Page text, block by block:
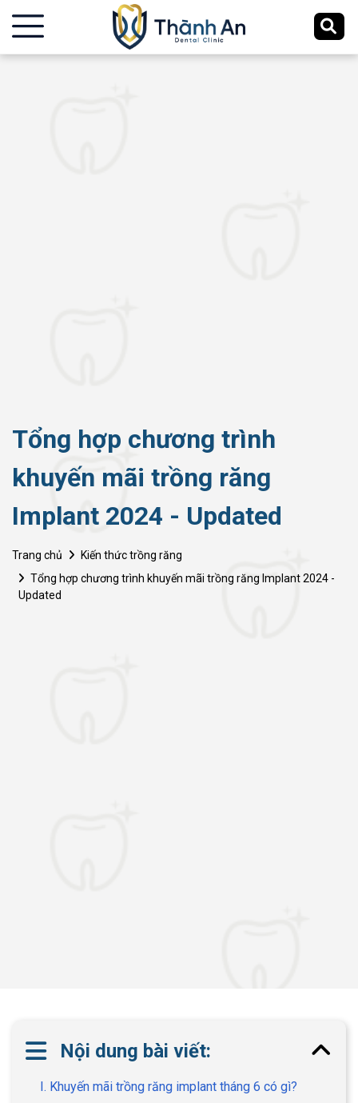
Tổng hợp chương trình
khuyến mãi trồng răng
Implant 2024 - Updated
Trang chủ
Kiến thức trồng răng
Tổng hợp chương trình khuyến mãi trồng răng Implant 2024 -
Updated
Nội dung bài viết:
I. Khuyến mãi trồng răng implant tháng 6 có gì?